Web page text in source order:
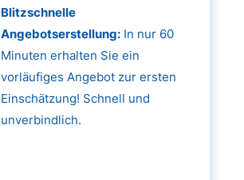
Blitzschnelle
Angebotserstellung:In nur 60
Minuten erhalten Sie ein
vorläufiges Angebot zur ersten
Einschätzung! Schnell und
unverbindlich.